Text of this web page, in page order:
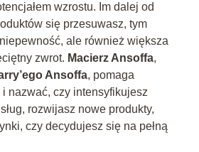
wzrostu. Im dalej od
się przesuwasz, tym
ale również większa
zwrot. Macierz Ansoffa,
Ansoffa, pomaga
i nazwać, czy intensyfikujesz
rozwijasz nowe produkty,
czy decydujesz się na pełną